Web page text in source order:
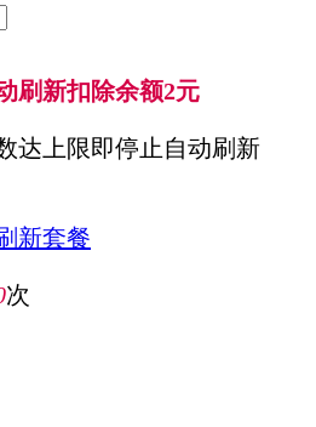
刷新扣除余额2元
达上限即停止自动刷新